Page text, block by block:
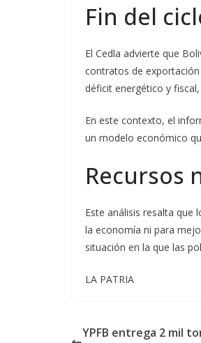
Fin del
El Cedla advierte que
contratos de
déficit energético y
En este contexto, el
un modelo económico
Recursos
Este análisis resalta
la economía ni para
situación en la que las
LA PATRIA
YPFB entrega 2 mil